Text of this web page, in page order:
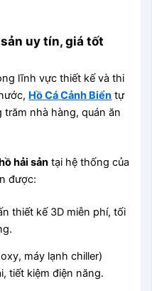
uy tín, giá tốt
lĩnh vực thiết kế và thi
Hồ Cá Cảnh Biển tự
trăm nhà hàng, quán ăn
hải sản tại hệ thống của
được:
thiết kế 3D miễn phí, tối
máy lạnh chiller)
tiết kiệm điện năng.